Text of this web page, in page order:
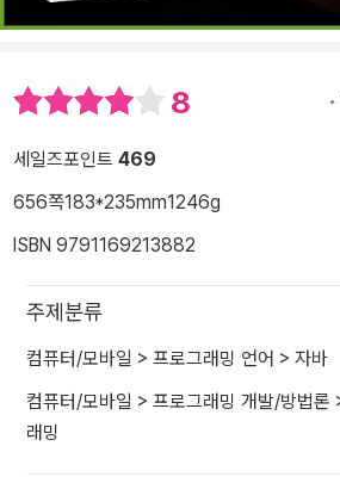
8
세일즈포인트 469
656쪽183*235mm1246g
ISBN 9791169213882
주제분류
컴퓨터/모바일 > 프로그래밍 언어 > 자바
컴퓨터/모바일 > 프로그래밍 개발/방법론
래밍